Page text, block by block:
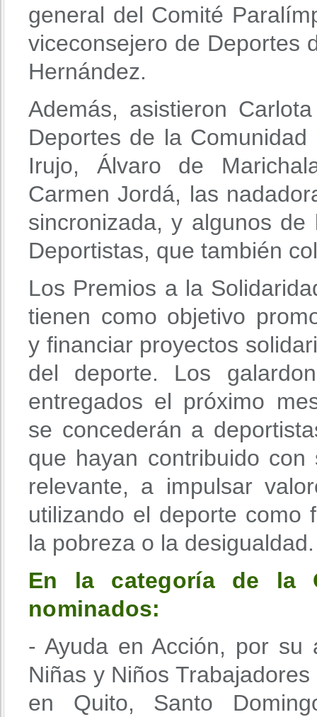
general del Comité
viceconsejero de Deportes
Hernández.
Además, asistieron
Deportes de la
Irujo, Álvaro de
Carmen Jordá, las
sincronizada, y algunos
Deportistas, que también
Los Premios a la
tienen como objetivo
y financiar proyectos
del deporte. Los
entregados el próximo
se concederán a
que hayan contribuido
relevante, a impulsar
utilizando el deporte como
la pobreza o la desigualdad.
En la categoría de la
nominados:
- Ayuda en Acción, por su
Niñas y Niños
en Quito, Santo